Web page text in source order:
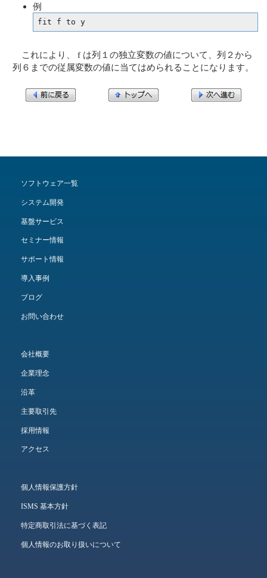
例
fit f to y
これにより、 f は列１の独立変数の値について、列２から
列６までの従属変数の値に当てはめられることになります。
ソフトウェア一覧
システム開発
基盤サービス
セミナー情報
サポート情報
導入事例
ブログ
お問い合わせ
会社概要
企業理念
沿革
主要取引先
採用情報
アクセス
個人情報保護方針
ISMS 基本方針
特定商取引法に基づく表記
個人情報のお取り扱いについて